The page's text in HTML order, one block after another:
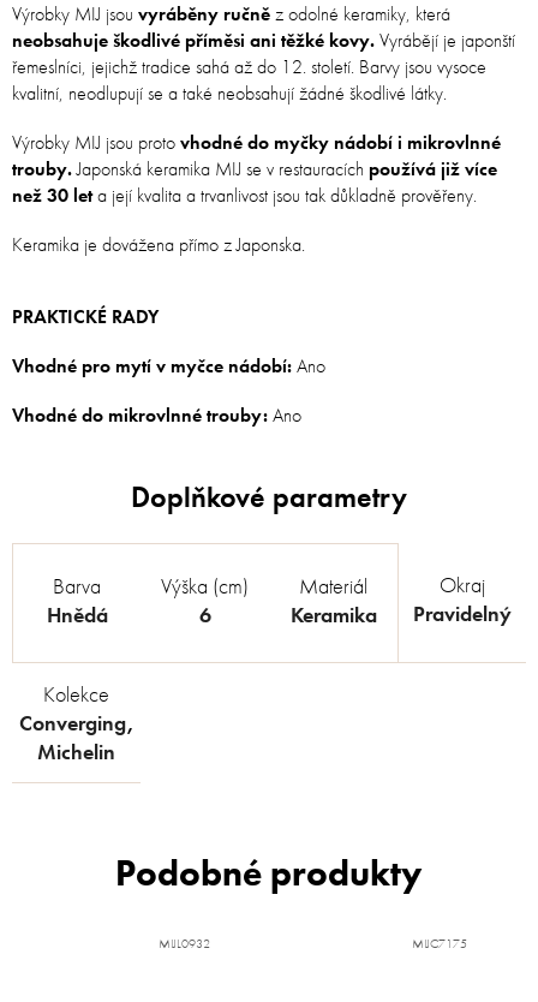
Výrobky MIJ jsou vyráběny ručněz odolné keramiky, která
neobsahuje škodlivé příměsi ani těžké kovy.Vyrábějí je japonští
řemeslníci, jejichž tradice sahá až do 12. století. Barvy jsou vysoce
kvalitní, neodlupují se a také neobsahují žádné škodlivé látky.
Výrobky MIJ jsou protovhodné do myčky nádobí i mikrovlnné
trouby.Japonská keramika MIJ se v restauracích používá již více
než 30 leta její kvalita a trvanlivost jsou tak důkladně prověřeny.
Keramika je dovážena přímo z Japonska.
PRAKTICKÉ RADY
Vhodné pro mytí v myčce nádobí:Ano
Vhodné do mikrovlnné trouby:Ano
Barva
Hnědá
Výška (cm)
6
Materiál
Keramika
Okraj
Pravidelný
Kolekce
Converging,
Michelin
MIJL0932 MIJC7175